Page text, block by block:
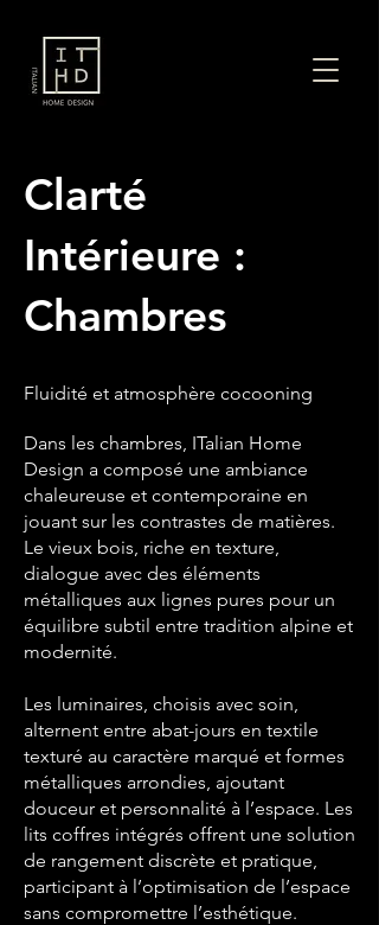
Clarté
Intérieure :
Chambres
Fluidité et atmosphère cocooning
Dans les chambres, ITalian Home
Design a composé une ambiance
chaleureuse et contemporaine en
jouant sur les contrastes de matières.
Le vieux bois, riche en texture,
dialogue avec des éléments
métalliques aux lignes pures pour un
équilibre subtil entre tradition alpine et
modernité.
Les luminaires, choisis avec soin,
alternent entre abat-jours en textile
texturé au caractère marqué et formes
métalliques arrondies, ajoutant
douceur et personnalité à l’espace. Les
lits coffres intégrés offrent une solution
de rangement discrète et pratique,
participant à l’optimisation de l’espace
sans compromettre l’esthétique.